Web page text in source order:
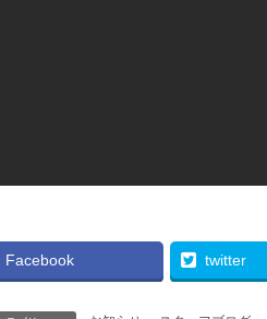
Facebook twitter